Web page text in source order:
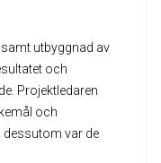
utbyggnad av
och
Projektledaren
och
dessutom var de